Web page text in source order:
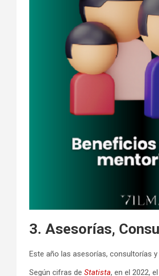
3. Asesorías,
Este año las asesorías, consultorías
Según cifras de Statista, en el 2022,